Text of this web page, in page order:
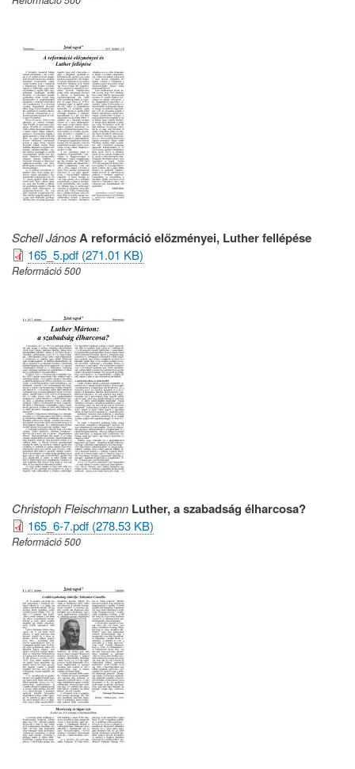
Schell JánosA reformáció előzményei, Luther fellépése
165_5.pdf (271.01 KB)
Reformáció 500
Christoph Fleischmann Luther, a szabadság élharcosa?
165_6-7.pdf (278.53 KB)
Reformáció 500